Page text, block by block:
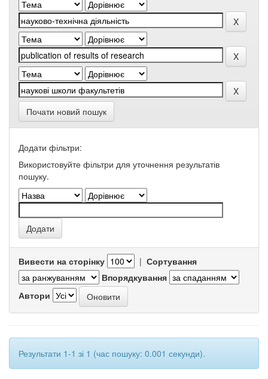
Почати новий пошук
Додати фільтри:
Використовуйте фільтри для уточнення результатів
пошуку.
Вивести на сторінку | Сортування
Впорядкування
Автори
Результати 1-1 зі 1 (час пошуку: 0.001 секунди).